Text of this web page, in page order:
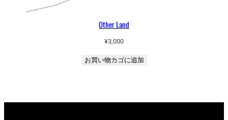
Other Land
¥3,000
お買い物カゴに追加